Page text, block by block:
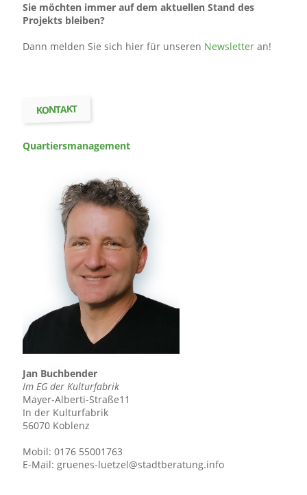
Sie möchten immer auf dem aktuellen Stand des
Projekts bleiben?
Dann melden Sie sich hier für unseren Newsletter an!
KONTAKT
Quartiers­management
Jan Buchbender
Im EG der Kulturfabrik
Mayer-Alberti-Straße11
In der Kulturfabrik
56070 Koblenz
Mobil: 0176 55001763
E-Mail: gruenes-luetzel@stadtberatung.info